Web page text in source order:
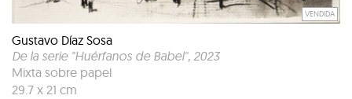
Gustavo Díaz Sosa
VENDIDA
De la serie "Huérfanos de Babel", 2023
Mixta sobre papel
29.7 x 21 cm